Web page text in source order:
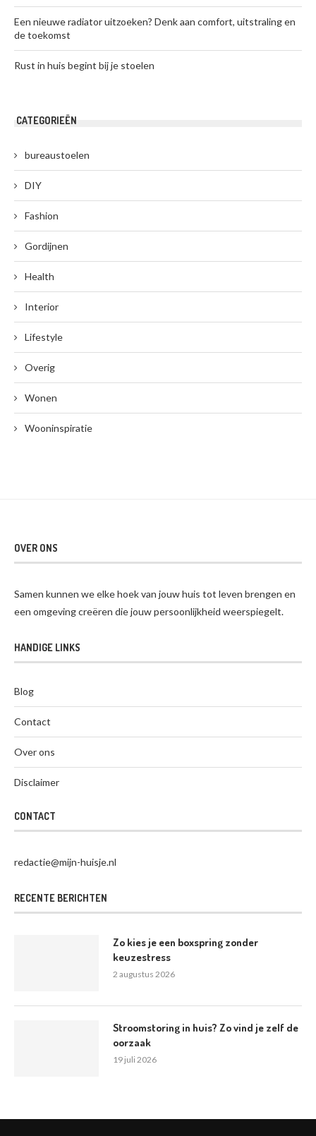
Een nieuwe radiator uitzoeken? Denk aan comfort, uitstraling en
de toekomst
Rust in huis begint bij je stoelen
CATEGORIEËN
bureaustoelen
DIY
Fashion
Gordijnen
Health
Interior
Lifestyle
Overig
Wonen
Wooninspiratie
OVER ONS
Samen kunnen we elke hoek van jouw huis tot leven brengen en
een omgeving creëren die jouw persoonlijkheid weerspiegelt.
HANDIGE LINKS
Blog
Contact
Over ons
Disclaimer
CONTACT
redactie@mijn-huisje.nl
RECENTE BERICHTEN
Zo kies je een boxspring zonder
keuzestress
2 augustus 2026
Stroomstoring in huis? Zo vind je zelf de
oorzaak
19 juli 2026